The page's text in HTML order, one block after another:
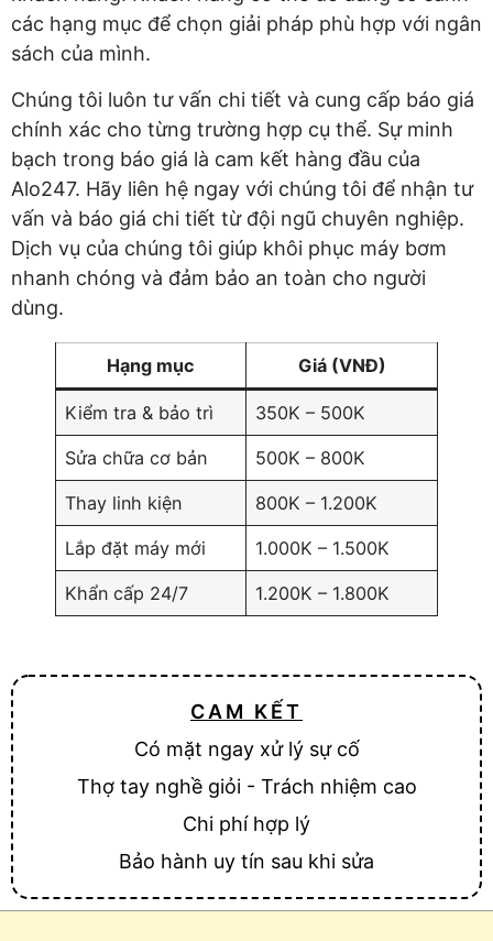
các hạng mục để chọn giải pháp phù hợp với ngân
sách của mình.
Chúng tôi luôn tư vấn chi tiết và cung cấp báo giá
chính xác cho từng trường hợp cụ thể. Sự minh
bạch trong báo giá là cam kết hàng đầu của
Alo247. Hãy liên hệ ngay với chúng tôi để nhận tư
vấn và báo giá chi tiết từ đội ngũ chuyên nghiệp.
Dịch vụ của chúng tôi giúp khôi phục máy bơm
nhanh chóng và đảm bảo an toàn cho người
dùng.
Hạng mục Giá (VNĐ)
Kiểm tra & bảo trì 350K – 500K
Sửa chữa cơ bản 500K – 800K
Thay linh kiện 800K – 1.200K
Lắp đặt máy mới 1.000K – 1.500K
Khẩn cấp 24/7 1.200K – 1.800K
CAM KẾT
Có mặt ngay xử lý sự cố
Thợ tay nghề giỏi - Trách nhiệm cao
Chi phí hợp lý
Bảo hành uy tín sau khi sửa